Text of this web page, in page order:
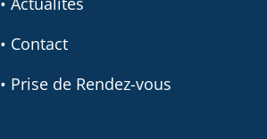
• Contact
• Prise de Rendez-vous